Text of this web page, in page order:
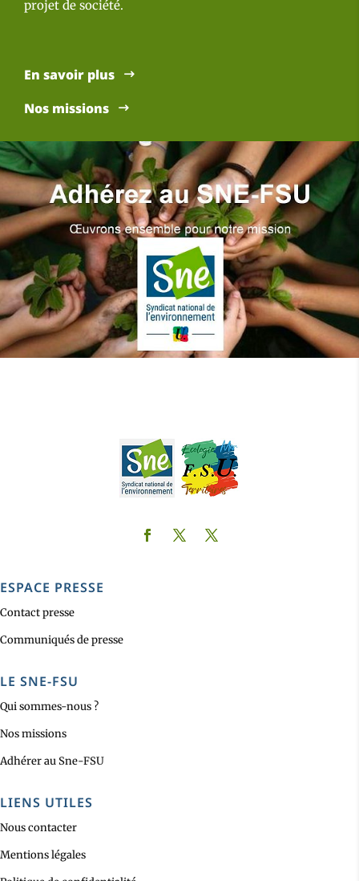
projet de société.
En savoir plus
Nos missions
ESPACE PRESSE
Contact presse
Communiqués de presse
LE SNE-FSU
Qui sommes-nous ?
Nos missions
Adhérer au Sne-FSU
LIENS UTILES
Nous contacter
Mentions légales